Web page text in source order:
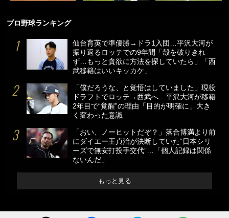
プロ野球ランキング
仙台育英で準優勝→ドラ1入団…平沢大河が
振り返るロッテでの9年間「殻を破りきれ
ず…もっと貪欲に方法を探していたら」「西
武移籍はいいキッカケ」
「僕だろうな、と覚悟はしていました」現役
ドラフトでロッテ→西武へ…平沢大河が移籍
2年目で“覚醒”の理由「目的が明確に」大き
く変わった意識
「おい、ノーヒットだぞ？」落合博満より前
にダイエー王貞治が決断していた“日本シリ
ーズで無安打投手交代”…「個人記録は関係
ないんだ」
もっと見る